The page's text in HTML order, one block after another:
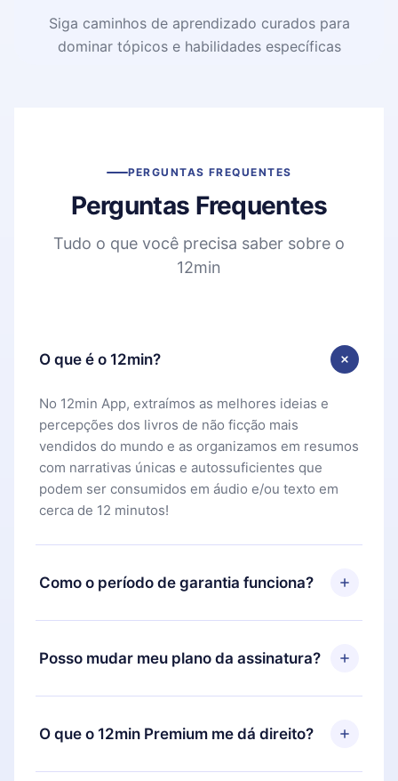
Siga caminhos de aprendizado curados para
dominar tópicos e habilidades específicas
PERGUNTAS FREQUENTES
Perguntas Frequentes
Tudo o que você precisa saber sobre o
12min
O que é o 12min?
No 12min App, extraímos as melhores ideias e
percepções dos livros de não ficção mais
vendidos do mundo e as organizamos em resumos
com narrativas únicas e autossuficientes que
podem ser consumidos em áudio e/ou texto em
cerca de 12 minutos!
Como o período de garantia funciona?
Você pode baixar nosso aplicativo e começar a
aproveitar nossa biblioteca. Se por algum motivo
não ficar satisfeito com nossa plataforma, basta
e solicitar o reembolso do valor. Você receberá
Posso mudar meu plano da assinatura?
Sim, mas a mudança só se aplicará a partir do
próximo período de cobrança. Por exemplo, se
você decidiu mudar sua assinatura mensal para
O que o 12min Premium me dá direito?